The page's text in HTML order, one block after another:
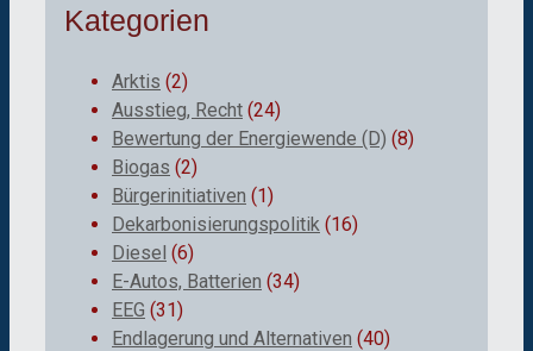
Kategorien
Arktis (2)
Ausstieg, Recht (24)
Bewertung der Energiewende (D) (8)
Biogas (2)
Bürgerinitiativen (1)
Dekarbonisierungspolitik (16)
Diesel (6)
E-Autos, Batterien (34)
EEG (31)
Endlagerung und Alternativen (40)